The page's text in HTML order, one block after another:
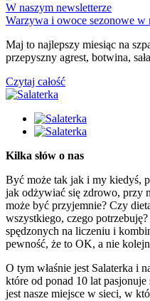
W naszym newsletterze
Warzywa i owoce sezonowe w
Maj to najlepszy miesiąc na
przepyszny agrest, botwina,
Czytaj całość
Kilka słów o nas
Być może tak jak i my kiedyś,
jak odżywiać się zdrowo, przy
może być przyjemnie? Czy
wszystkiego, czego
spędzonych na liczeniu i
pewność, że to OK, a nie
O tym właśnie jest Salaterka i
które od ponad 10 lat
jest nasze miejsce w sieci, w